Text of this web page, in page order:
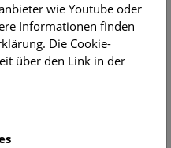
und
wie Youtube oder
Informationen finden
Die Cookie-
über den Link in der